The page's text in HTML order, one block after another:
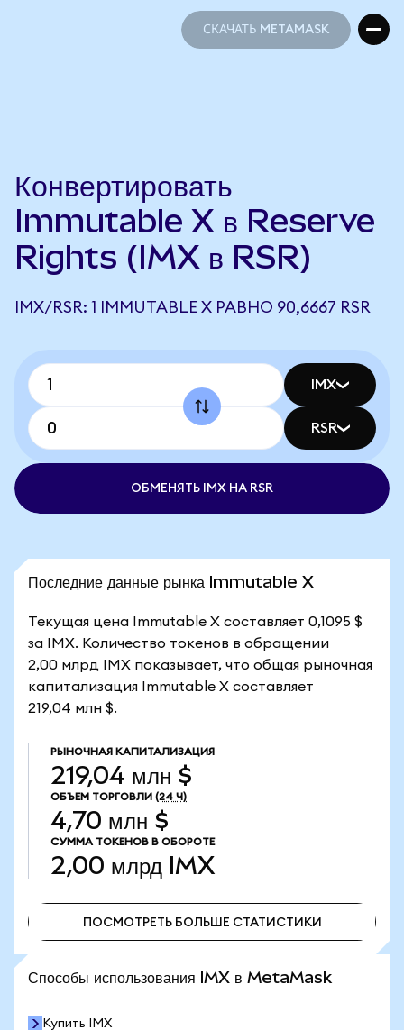
СКАЧАТЬ METAMASK
Конвертировать
Immutable X в Reserve
Rights (IMX в RSR)
IMX/RSR: 1 IMMUTABLE X РАВНО 90,6667 RSR
IMX
RSR
ОБМЕНЯТЬ IMX НА RSR
Последние данные рынка Immutable X
Текущая цена Immutable X составляет 0,1095 $
за IMX. Количество токенов в обращении
2,00 млрд IMX показывает, что общая рыночная
капитализация Immutable X составляет
219,04 млн $.
РЫНОЧНАЯ КАПИТАЛИЗАЦИЯ
219,04 млн $
ОБЪЕМ ТОРГОВЛИ (24 Ч)
4,70 млн $
СУММА ТОКЕНОВ В ОБОРОТЕ
2,00 млрд IMX
ПОСМОТРЕТЬ БОЛЬШЕ СТАТИСТИКИ
Способы использования IMX в MetaMask
Купить IMX